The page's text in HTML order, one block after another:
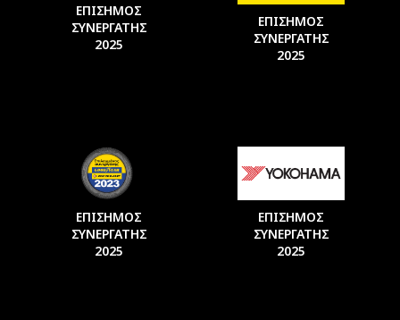
ΕΠΙΣΗΜΟΣ
ΣΥΝΕΡΓΑΤΗΣ
2025
ΕΠΙΣΗΜΟΣ
ΣΥΝΕΡΓΑΤΗΣ
2025
ΕΠΙΣΗΜΟΣ
ΣΥΝΕΡΓΑΤΗΣ
2025
ΕΠΙΣΗΜΟΣ
ΣΥΝΕΡΓΑΤΗΣ
2025